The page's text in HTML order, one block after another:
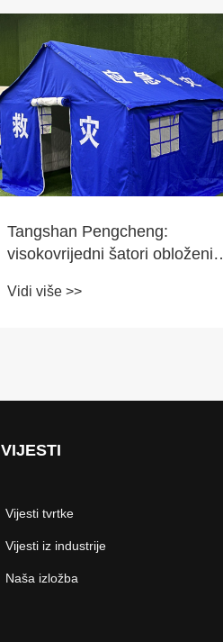
Tangshan Pengcheng:
visokovrijedni šatori obloženi
svijeta
Vidi više >>
VIJESTI
Vijesti tvrtke
Vijesti iz industrije
Naša izložba